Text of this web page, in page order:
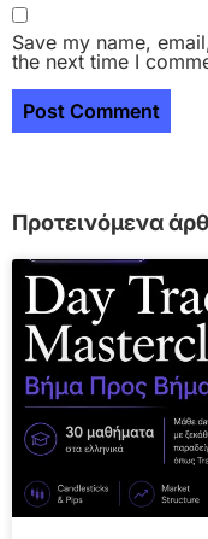
Save my name,
the next time I
Προτεινόμενα